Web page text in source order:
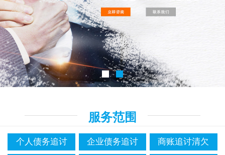
服务范围
个人债务追讨 企业债务追讨 商账追讨清欠